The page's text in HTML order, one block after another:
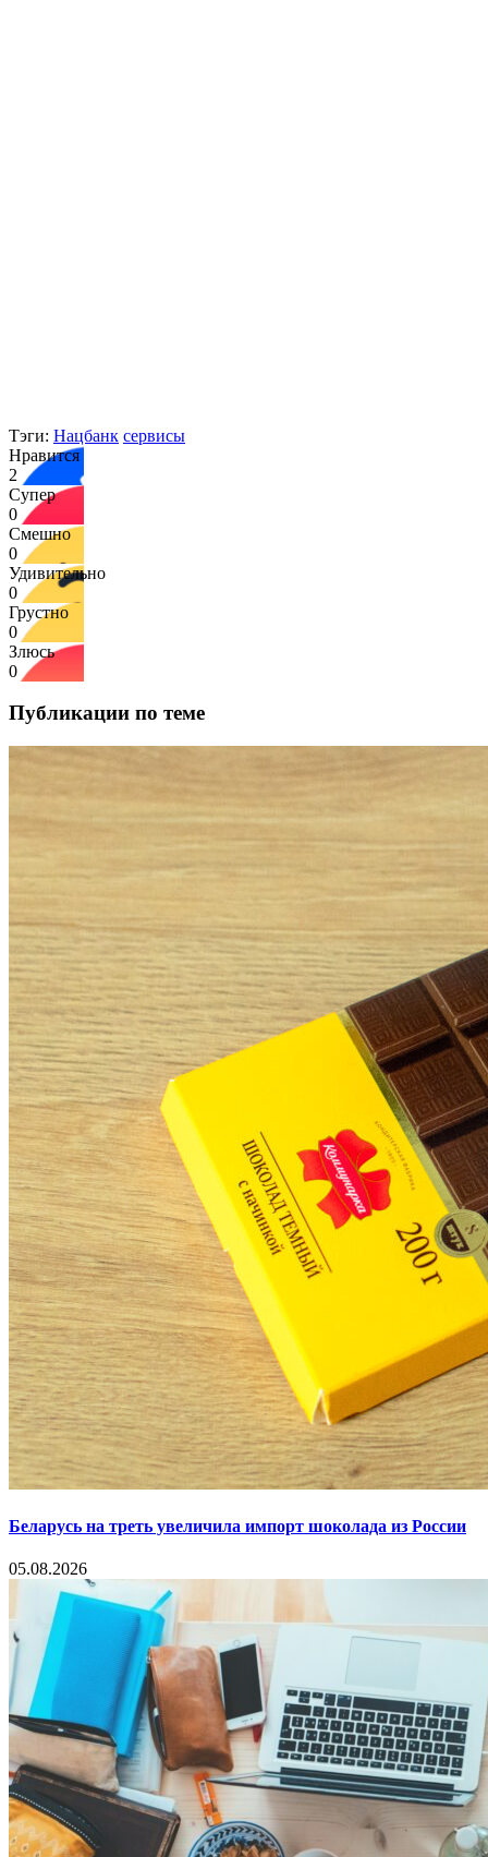
Тэги: Нацбанк сервисы
Нравится
2
Супер
0
Смешно
0
Удивительно
0
Грустно
0
Злюсь
0
Публикации по теме
Беларусь на треть увеличила импорт шоколада из России
05.08.2026